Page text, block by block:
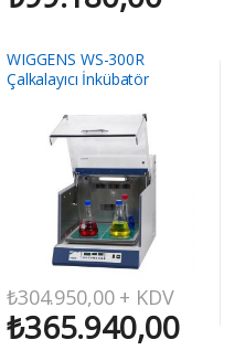
WIGGENS WS-300R
Çalkalayıcı İnkübatör
₺304.950,00+ KDV
₺365.940,00